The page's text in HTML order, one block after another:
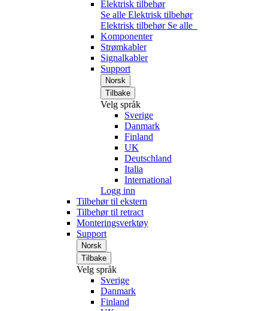
Elektrisk tilbehør
Se alle Elektrisk tilbehør
Elektrisk tilbehør Se alle
Komponenter
Strømkabler
Signalkabler
Support
Norsk
Tilbake
Velg språk
Sverige
Danmark
Finland
UK
Deutschland
Italia
International
Logg inn
Tilbehør til ekstern
Tilbehør til retract
Monteringsverktøy
Support
Norsk
Tilbake
Velg språk
Sverige
Danmark
Finland